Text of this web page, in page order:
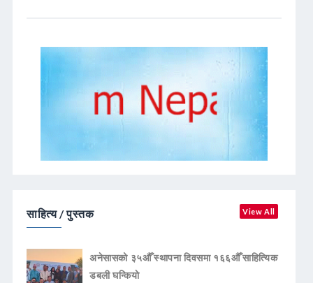
साहित्य / पुस्तक View All
अनेसासको ३५औँ स्थापना दिवसमा १६६औँ साहित्यिक
डबली घन्कियाे